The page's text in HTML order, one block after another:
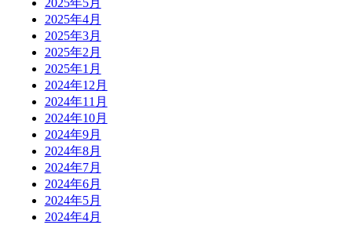
2025年5月
2025年4月
2025年3月
2025年2月
2025年1月
2024年12月
2024年11月
2024年10月
2024年9月
2024年8月
2024年7月
2024年6月
2024年5月
2024年4月